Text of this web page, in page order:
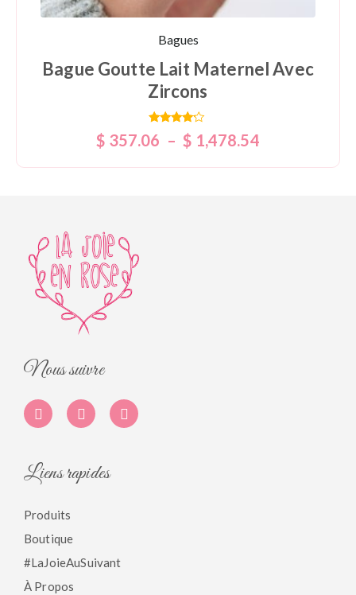
Bagues
Bague Goutte Lait Maternel Avec
Zircons
4.00
$ 357.06 – $ 1,478.54
Nous suivre
Liens rapides
Produits
Boutique
#LaJoieAuSuivant
À Propos